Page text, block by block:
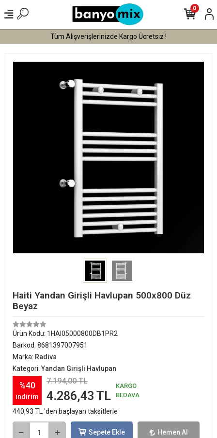
Tüm Alışverişlerinizde Kargo Ücretsiz !
0
Haiti Yandan Girişli Havlupan 500x800 Düz
Beyaz
Ürün Kodu: 1HAI05000800DB1PR2
Barkod: 8681397007951
Marka: Radiva
Kategori:Yandan Girişli Havlupan
%40
indirim
7.194,00 TL
4.286,43 TL
KARGO
BEDAVA
440,93 TL 'den başlayan taksitlerle
Sepete Ekle Hemen Al